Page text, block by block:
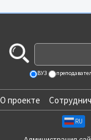
ВУЗ
О проекте
RU